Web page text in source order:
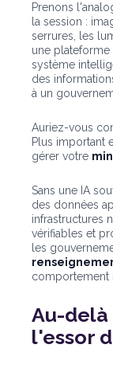
Prenons
la session :
serrures, les
une
système
des
à un
Auriez-vous
Plus important
gérer votre
Sans une IA
des données
infrastructures
vérifiables et
les
comportement
Au-
l'essor